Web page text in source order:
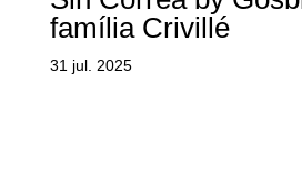
família Crivillé
31 jul. 2025